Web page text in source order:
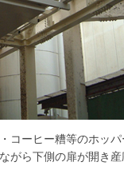
コーヒー糟等のホッ
がら下側の扉が開き産